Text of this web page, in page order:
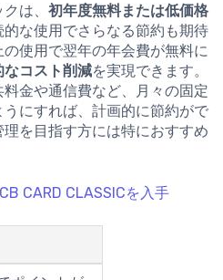
は、 初年度無料または低価格
な使用でさらなる節約も期待
使用で翌年の年会費が無料に
なコスト削減を実現できます。
金や通信費など、月々の固定
にすれば、計画的に節約がで
を目指す方には特におすすめ
CARD CLASSICを入手